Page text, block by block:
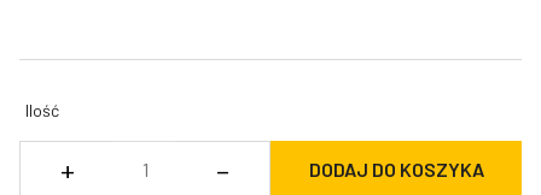
Ilość
+
Chwytak
– DODAJ DO KOSZYKA